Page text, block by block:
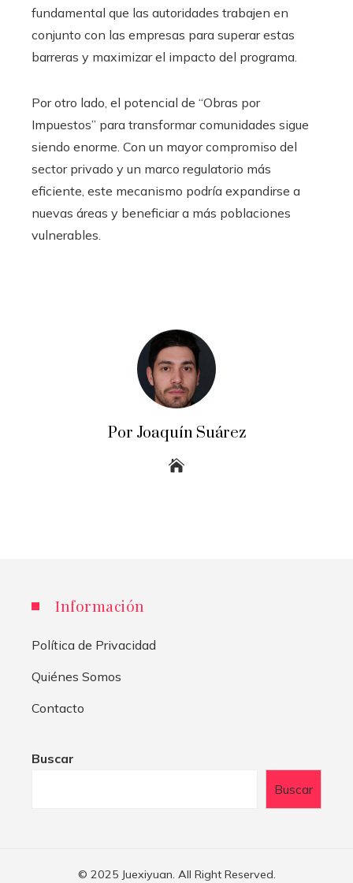
fundamental que las autoridades trabajen en
conjunto con las empresas para superar estas
barreras y maximizar el impacto del programa.
Por otro lado, el potencial de “Obras por
Impuestos” para transformar comunidades sigue
siendo enorme. Con un mayor compromiso del
sector privado y un marco regulatorio más
eficiente, este mecanismo podría expandirse a
nuevas áreas y beneficiar a más poblaciones
vulnerables.
Por Joaquín Suárez
Información
Política de Privacidad
Quiénes Somos
Contacto
Buscar
Buscar
© 2025 Juexiyuan. All Right Reserved.